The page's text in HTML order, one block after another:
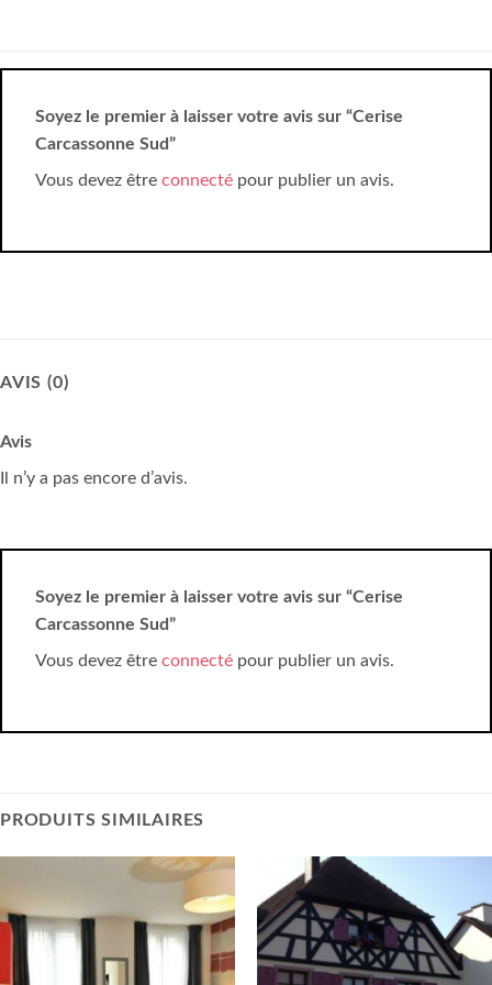
Soyez le premier à laisser votre avis sur “Cerise
Carcassonne Sud”
Vous devez être connecté pour publier un avis.
AVIS (0)
Avis
Il n’y a pas encore d’avis.
Soyez le premier à laisser votre avis sur “Cerise
Carcassonne Sud”
Vous devez être connecté pour publier un avis.
PRODUITS SIMILAIRES